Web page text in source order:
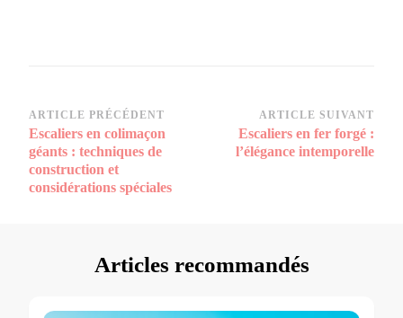
Navigation
d’article
ARTICLE PRÉCÉDENT
Escaliers en colimaçon
géants : techniques de
construction et
considérations spéciales
ARTICLE SUIVANT
Escaliers en fer forgé :
l’élégance intemporelle
Articles recommandés